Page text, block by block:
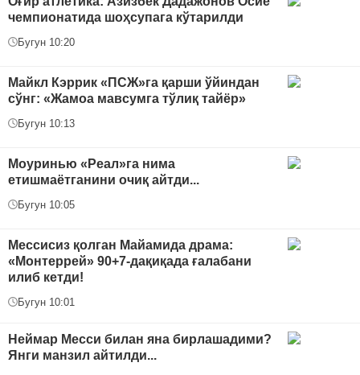
чемпионатида шоҳсупага кўтарилди
Бугун 10:20
Майкл Кэррик «ПСЖ»га қарши ўйиндан
сўнг: «Жамоа мавсумга тўлиқ тайёр»
Бугун 10:13
Моуринью «Реал»га нима
етишмаётганини очиқ айтди...
Бугун 10:05
Мессисиз қолган Майамида драма:
«Монтеррей» 90+7-дақиқада ғалабани
илиб кетди!
Бугун 10:01
Неймар Месси билан яна бирлашадими?
Янги манзил айтилди...